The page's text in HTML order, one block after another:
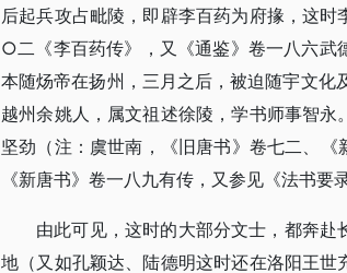
后起兵攻占毗陵，即辟李百药为府掾，这
○二《李百药传》，又《通鉴》卷一八六武
本随炀帝在扬州，三月之后，被迫随宇文
越州余姚人，属文祖述徐陵，学书师事智
坚劲（注：虞世南，《旧唐书》卷七二、
《新唐书》卷一八九有传，又参见《法书要
由此可见，这时的大部分文士，都奔
地（又如孔颖达、陆德明这时还在洛阳王